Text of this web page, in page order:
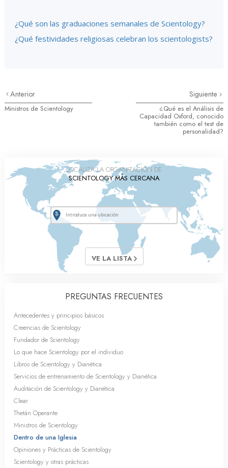
¿Qué son las graduaciones semanales de Scientology?
¿Qué festividades religiosas celebran los scientologists?
Anterior
Ministros de Scientology
Siguiente
¿Qué es el Análisis de
Capacidad Oxford, conocido
también como el test de
personalidad?
LOCALIZA LA ORGANIZACIÓN DE
SCIENTOLOGY MÁS CERCANA
VE LA LISTA
PREGUNTAS FRECUENTES
Antecedentes y principios básicos
Creencias de Scientology
Fundador de Scientology
Lo que hace Scientology por el individuo
Libros de Scientology y Dianética
Servicios de entrenamiento de Scientology y Dianética
Auditación de Scientology y Dianética
Clear
Thetán Operante
Ministros de Scientology
Dentro de una Iglesia
Opiniones y Prácticas de Scientology
Scientology y otras prácticas